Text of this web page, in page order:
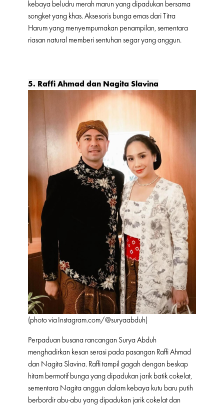
kebaya beludru merah marun yang dipadukan bersama
songket yang khas. Aksesoris bunga emas dari Titra
Harum yang menyempurnakan penampilan, sementara
riasan natural memberi sentuhan segar yang anggun.
5. Raffi Ahmad dan Nagita Slavina
(photo via Instagram.com/@suryaabduh)
Perpaduan busana rancangan Surya Abduh
menghadirkan kesan serasi pada pasangan Raffi Ahmad
dan Nagita Slavina. Raffi tampil gagah dengan beskap
hitam bermotif bunga yang dipadukan jarik batik cokelat,
sementara Nagita anggun dalam kebaya kutu baru putih
berbordir abu-abu yang dipadukan jarik cokelat dan